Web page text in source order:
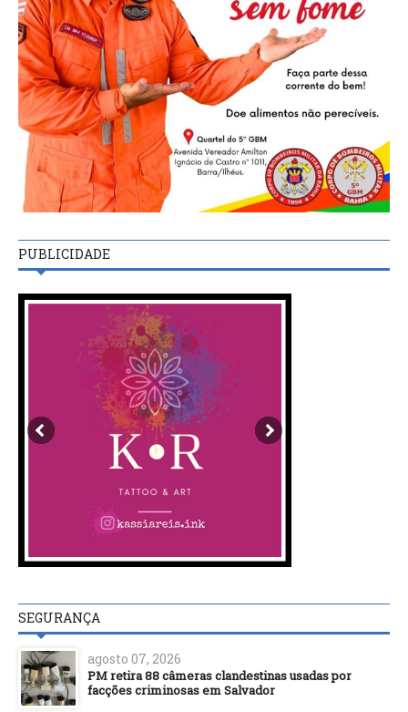
PUBLICIDADE
SEGURANÇA
agosto 07, 2026
PM retira 88 câmeras clandestinas usadas por
facções criminosas em Salvador